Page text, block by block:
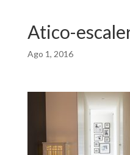
Atico-
Ago 1, 2016